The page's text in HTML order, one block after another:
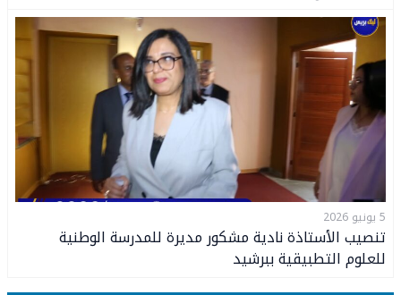
5 يونيو 2026
تنصيب الأستاذة نادية مشكور مديرة للمدرسة الوطنية
للعلوم التطبيقية ببرشيد